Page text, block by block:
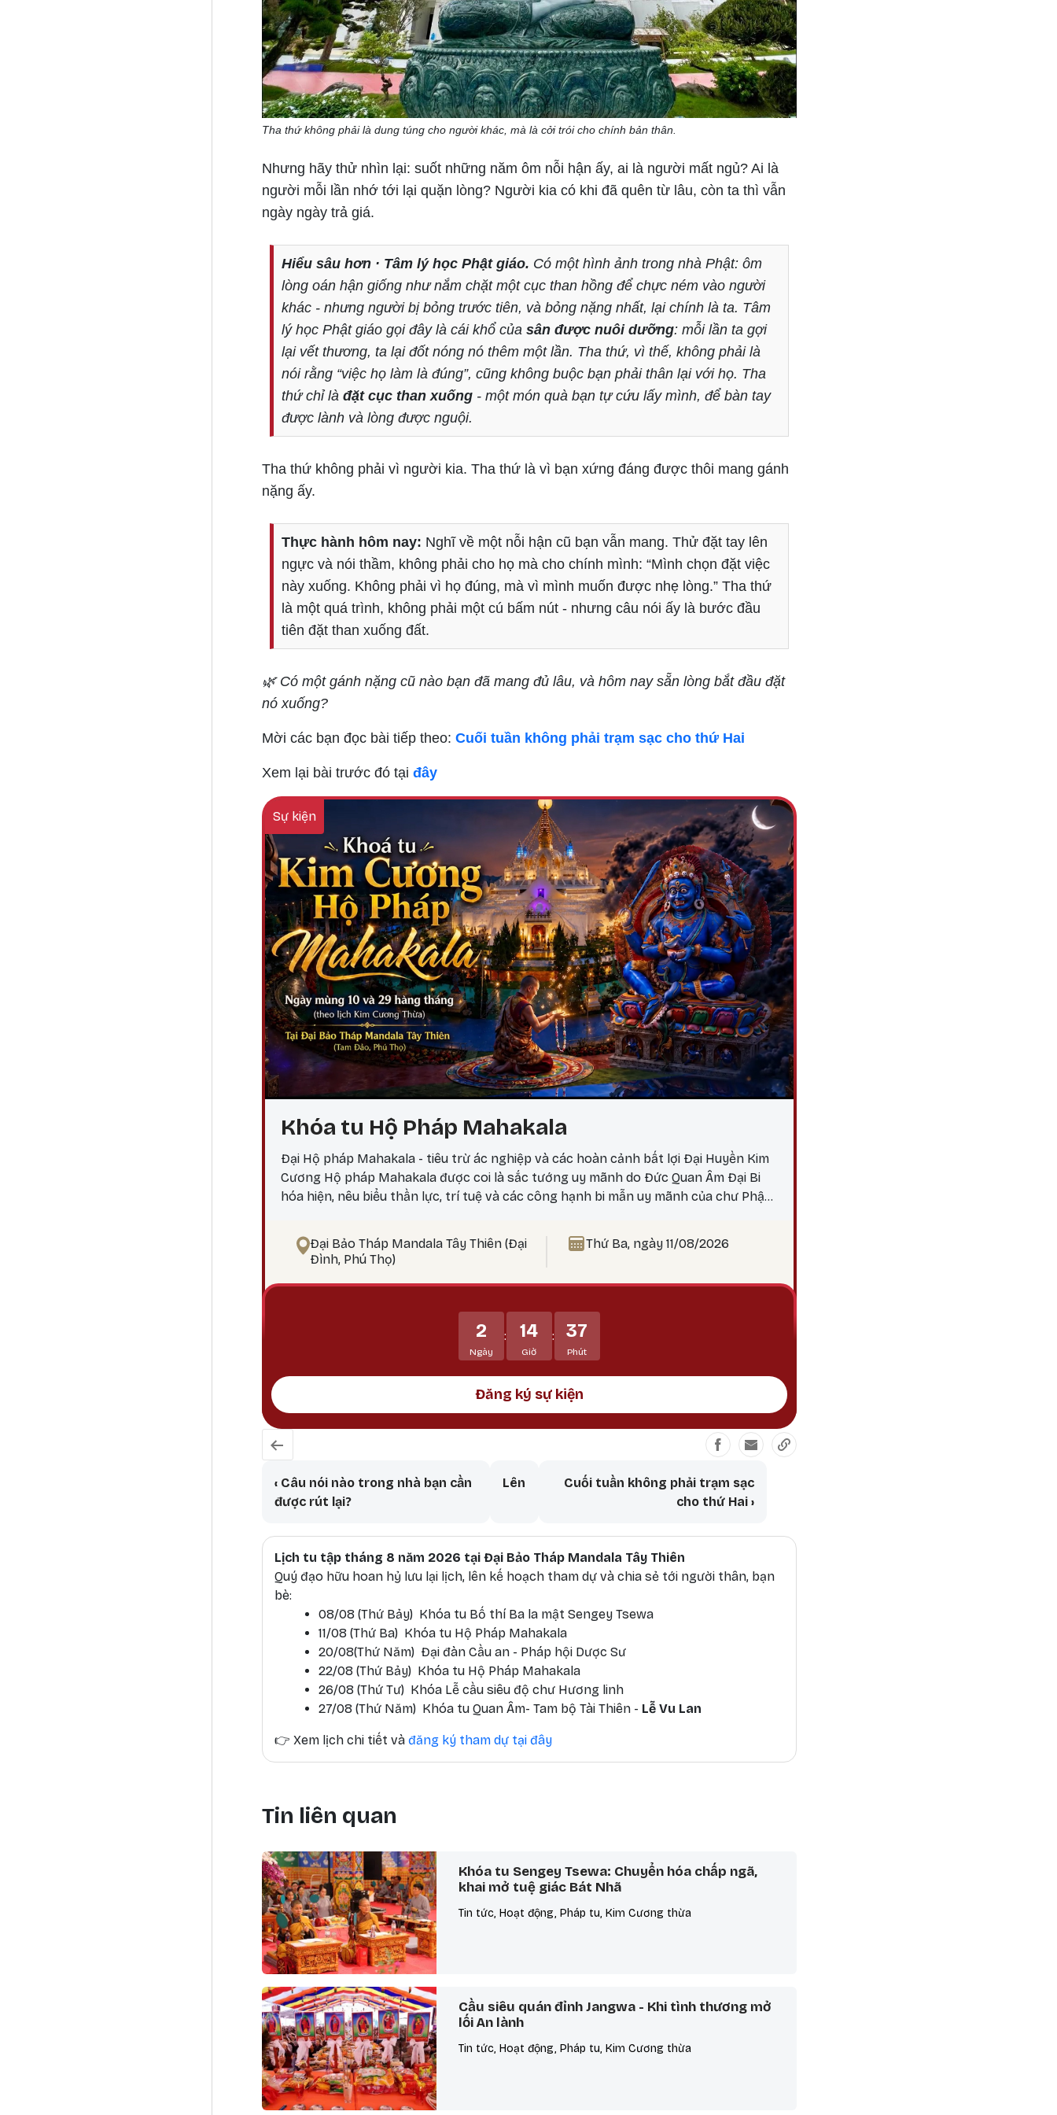
Tha thứ không phải là dung túng cho người khác, mà là cởi trói cho chính bản thân.
Nhưng hãy thử nhìn lại: suốt những năm ôm nỗi hận ấy, ai là người mất ngủ? Ai là
người mỗi lần nhớ tới lại quặn lòng? Người kia có khi đã quên từ lâu, còn ta thì vẫn
ngày ngày trả giá.
Hiểu sâu hơn · Tâm lý học Phật giáo. Có một hình ảnh trong nhà Phật: ôm
lòng oán hận giống như nắm chặt một cục than hồng để chực ném vào người
khác - nhưng người bị bỏng trước tiên, và bỏng nặng nhất, lại chính là ta. Tâm
lý học Phật giáo gọi đây là cái khổ của sân được nuôi dưỡng: mỗi lần ta gợi
lại vết thương, ta lại đốt nóng nó thêm một lần. Tha thứ, vì thế, không phải là
nói rằng “việc họ làm là đúng”, cũng không buộc bạn phải thân lại với họ. Tha
thứ chỉ là đặt cục than xuống- một món quà bạn tự cứu lấy mình, để bàn tay
được lành và lòng được nguội.
Tha thứ không phải vì người kia. Tha thứ là vì bạn xứng đáng được thôi mang gánh
nặng ấy.
Thực hành hôm nay: Nghĩ về một nỗi hận cũ bạn vẫn mang. Thử đặt tay lên
ngực và nói thầm, không phải cho họ mà cho chính mình: “Mình chọn đặt việc
này xuống. Không phải vì họ đúng, mà vì mình muốn được nhẹ lòng.” Tha thứ
là một quá trình, không phải một cú bấm nút - nhưng câu nói ấy là bước đầu
tiên đặt than xuống đất.
🌿 Có một gánh nặng cũ nào bạn đã mang đủ lâu, và hôm nay sẵn lòng bắt đầu đặt
nó xuống?
Mời các bạn đọc bài tiếp theo: Cuối tuần không phải trạm sạc cho thứ Hai
Xem lại bài trước đó tại đây
Sự kiện
Khóa tu Hộ Pháp Mahakala
Đại Hộ pháp Mahakala - tiêu trừ ác nghiệp và các hoàn cảnh bất lợi Đại Huyền Kim
Cương Hộ pháp Mahakala được coi là sắc tướng uy mãnh do Đức Quan Âm Đại Bi
hóa hiện, nêu biểu thần lực, trí tuệ và các công hạnh bi mẫn uy mãnh của chư Phật.
các chướng ngại, và các hoàn cảnh bất lợi. Mahakala bảo vệ Phật pháp tránh khỏi
sự suy thoái, tiêu trừ các thế lực gây chướng ngại đối với Phật pháp và, dẫn dắt các
Đại Bảo Tháp Mandala Tây Thiên (Đại
Đình, Phú Thọ)
Thứ Ba, ngày 11/08/2026
2
Ngày
: 14
Giờ
: 37
Phút
Đăng ký sự kiện
Book traversal links for Bi – Trí – Dũng · Sống để Yêu thương
‹Câu nói nào trong nhà bạn cần
được rút lại?
Lên
Cuối tuần không phải trạm sạc
cho thứ Hai ›
Lịch tu tập tháng 8 năm 2026 tại Đại Bảo Tháp Mandala Tây Thiên
Quý đạo hữu hoan hỷ lưu lại lịch, lên kế hoạch tham dự và chia sẻ tới người thân, bạn
bè:
08/08 (Thứ Bảy) Khóa tu Bố thí Ba la mật Sengey Tsewa
11/08 (Thứ Ba) Khóa tu Hộ Pháp Mahakala
20/08(Thứ Năm) Đại đàn Cầu an - Pháp hội Dược Sư
22/08 (Thứ Bảy) Khóa tu Hộ Pháp Mahakala
26/08 (Thứ Tư) Khóa Lễ cầu siêu độ chư Hương linh
27/08 (Thứ Năm) Khóa tu Quan Âm- Tam bộ Tài Thiên - Lễ Vu Lan
👉 Xem lịch chi tiết và đăng ký tham dự tại đây
Tin liên quan
Khóa tu Sengey Tsewa: Chuyển hóa chấp ngã,
khai mở tuệ giác Bát Nhã
Tin tức, Hoạt động, Pháp tu, Kim Cương thừa
Cầu siêu quán đỉnh Jangwa - Khi tình thương mở
lối An lành
Tin tức, Hoạt động, Pháp tu, Kim Cương thừa